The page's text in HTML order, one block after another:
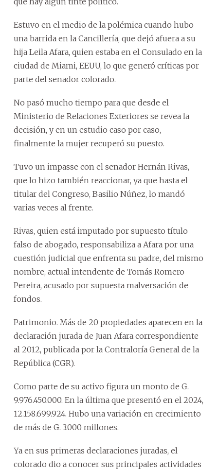
Estuvo en el medio de la polémica cuando hubo
una barrida en la Cancillería, que dejó afuera a su
hija Leila Afara, quien estaba en el Consulado en la
ciudad de Miami, EEUU, lo que generó críticas por
parte del senador colorado.
No pasó mucho tiempo para que desde el
Ministerio de Relaciones Exteriores se revea la
decisión, y en un estudio caso por caso,
finalmente la mujer recuperó su puesto.
Tuvo un impasse con el senador Hernán Rivas,
que lo hizo también reaccionar, ya que hasta el
titular del Congreso, Basilio Núñez, lo mandó
varias veces al frente.
Rivas, quien está imputado por supuesto título
falso de abogado, responsabiliza a Afara por una
cuestión judicial que enfrenta su padre, del mismo
nombre, actual intendente de Tomás Romero
Pereira, acusado por supuesta malversación de
fondos.
Patrimonio. Más de 20 propiedades aparecen en la
declaración jurada de Juan Afara correspondiente
al 2012, publicada por la Contraloría General de la
República (CGR).
Como parte de su activo figura un monto de G.
9.976.450.000. En la última que presentó en el 2024,
12.158.699.924. Hubo una variación en crecimiento
de más de G. 3.000 millones.
Ya en sus primeras declaraciones juradas, el
colorado dio a conocer sus principales actividades